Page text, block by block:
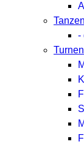
Tanzen
-
Turnen